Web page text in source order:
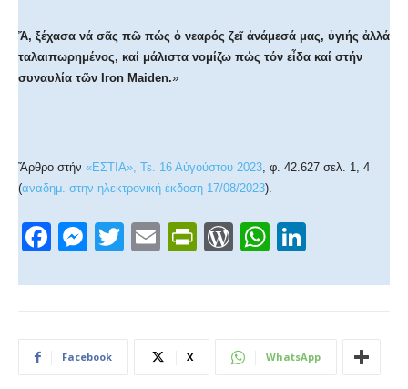
Ἄ, ξέχασα νά σᾶς πῶ πώς ὁ νεαρός ζεῖ ἀνάμεσά μας, ὑγιής ἀλλά
ταλαιπωρημένος, καί μάλιστα νομίζω πώς τόν εἶδα καί στήν
συναυλία τῶν Ιron Maiden.»
Ἄρθρο στήν «ΕΣΤΙΑ», Τε. 16 Αὐγούστου 2023, φ. 42.627 σελ. 1, 4
(αναδημ. στην ηλεκτρονική έκδοση 17/08/2023).
F
c
b
M
ss
n
T
tt
E
ail
Pr
tF
W
d
e
W
at
A
k
dI
Facebook X WhatsApp